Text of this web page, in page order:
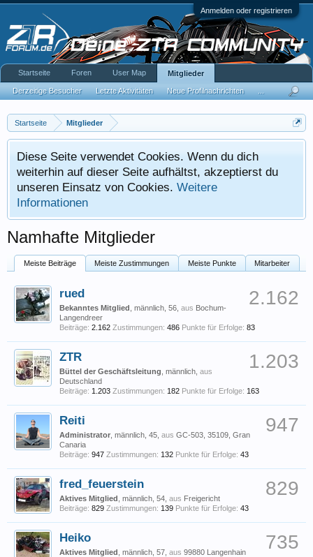
Anmelden oder registrieren
Startseite Mitglieder
Diese Seite verwendet Cookies. Wenn du dich
weiterhin auf dieser Seite aufhältst, akzeptierst du
unseren Einsatz von Cookies. Weitere
Informationen
Namhafte Mitglieder
Meiste Beiträge Meiste Zustimmungen Meiste Punkte Mitarbeiter
2.162
rued
Bekanntes Mitglied , männlich, 56, aus Bochum-
Langendreer
Beiträge: 2.162 Zustimmungen: 486 Punkte für Erfolge: 83
1.203
ZTR
Büttel der Geschäftsleitung , männlich, aus
Deutschland
Beiträge: 1.203 Zustimmungen: 182 Punkte für Erfolge: 163
947
Reiti
Administrator , männlich, 45, aus GC-503, 35109, Gran
Canaria
Beiträge: 947 Zustimmungen: 132 Punkte für Erfolge: 43
829
fred_feuerstein
Aktives Mitglied , männlich, 54, aus Freigericht
Beiträge: 829 Zustimmungen: 139 Punkte für Erfolge: 43
735
Heiko
Aktives Mitglied , männlich, 57, aus 99880 Langenhain
Startseite Foren User Map Mitglieder
Derzeitige Besucher Letzte Aktivitäten Neue Profilnachrichten